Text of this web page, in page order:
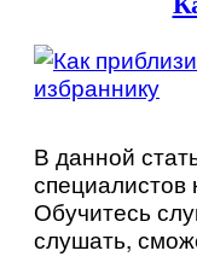
В данной
специалистов
Обучитесь
слушать,